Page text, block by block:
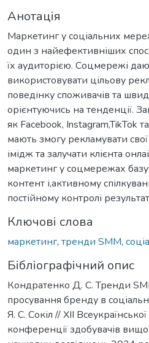
Анотація
Маркетинг у соціальних
один з найефективніших
їх аудиторією. Соцмережі
використовувати цільову
поведінку споживачів та
орієнтуючись на тенденції.
як Facebook, Instagram,TikTok
мають змогу рекламувати
імідж та залучати клієнта
маркетинг у соцмережах
контент і,активному
постійному контролі
Ключові слова
маркетинг, тренди SMM,
Бібліографічний опис
Кондратенко Д. С. Тренди
просування бренду в
Я. С. Сокіл // ХІІ
конференції здобувачів